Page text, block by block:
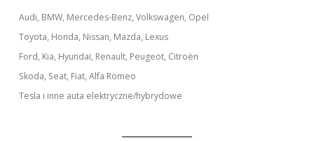
Audi, BMW, Mercedes-Benz, Volkswagen, Opel
Toyota, Honda, Nissan, Mazda, Lexus
Ford, Kia, Hyundai, Renault, Peugeot, Citroën
Skoda, Seat, Fiat, Alfa Romeo
Tesla i inne auta elektryczne/hybrydowe